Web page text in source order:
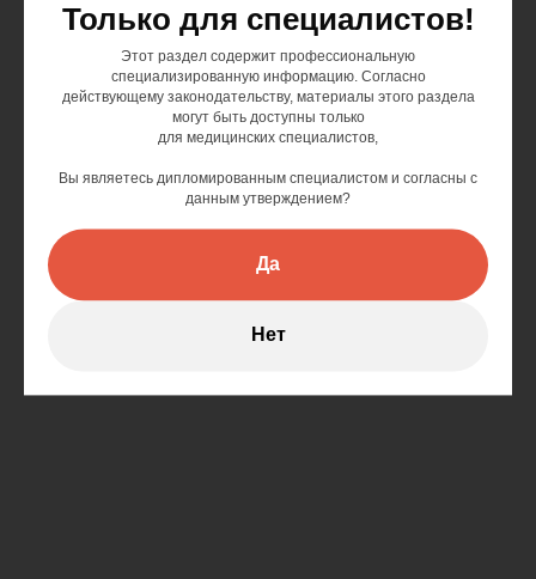
Только для специалистов!
Этот раздел содержит профессиональную
специализированную информацию. Согласно
действующему законодательству, материалы этого раздела
могут быть доступны только
для медицинских специалистов,
Вы являетесь дипломированным специалистом и согласны с
данным утверждением?
Да
Нет